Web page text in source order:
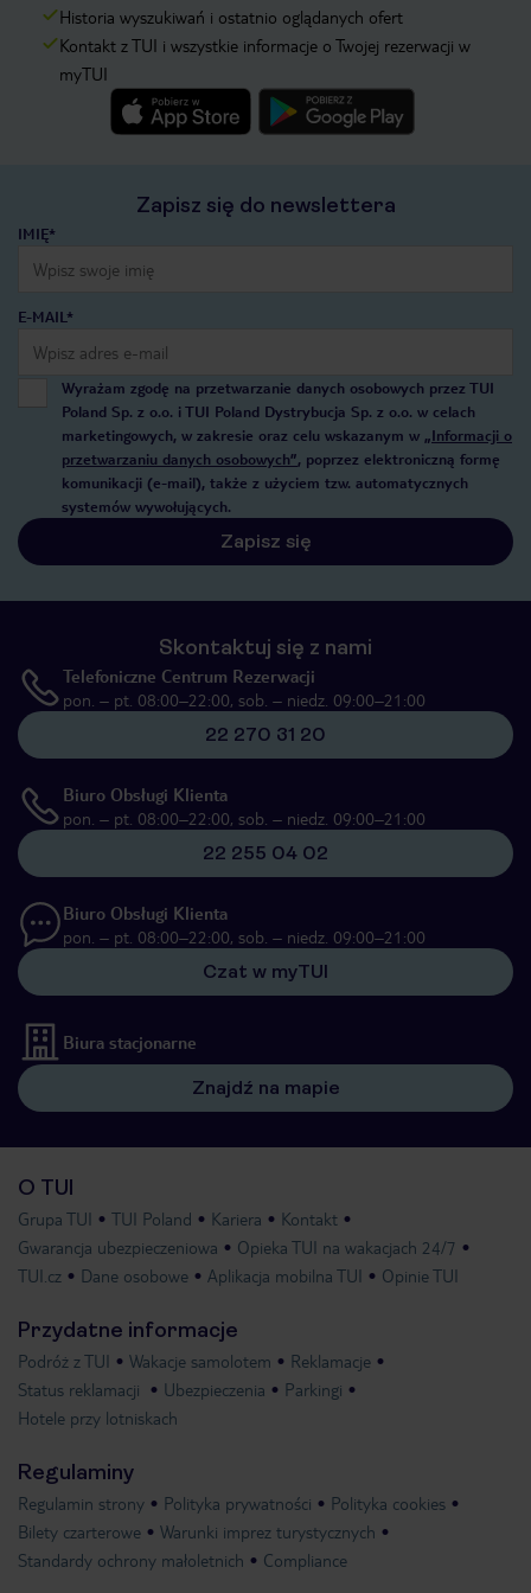
Historia wyszukiwań i ostatnio oglądanych ofert
Kontakt z TUI i wszystkie informacje o Twojej rezerwacji w
myTUI
Zapisz się do newslettera
IMIĘ*
E-MAIL*
Wyrażam zgodę na przetwarzanie danych osobowych przez TUI
Poland Sp. z o.o. i TUI Poland Dystrybucja Sp. z o.o. w celach
marketingowych, w zakresie oraz celu wskazanym w „Informacji o
przetwarzaniu danych osobowych”, poprzez elektroniczną formę
komunikacji (e-mail), także z użyciem tzw. automatycznych
systemów wywołujących.
Zapisz się
Skontaktuj się z nami
Telefoniczne Centrum Rezerwacji
pon. – pt. 08:00–22:00, sob. – niedz. 09:00–21:00
22 270 31 20
Biuro Obsługi Klienta
pon. – pt. 08:00–22:00, sob. – niedz. 09:00–21:00
22 255 04 02
Biuro Obsługi Klienta
pon. – pt. 08:00–22:00, sob. – niedz. 09:00–21:00
Czat w myTUI
Biura stacjonarne
Znajdź na mapie
O TUI
Grupa TUI TUI Poland Kariera
Kontakt
Gwarancja ubezpieczeniowa
Opieka TUI na wakacjach 24/7
TUI.cz
Dane osobowe Aplikacja mobilna TUI Opinie TUI
Przydatne informacje
Podróż z TUI Wakacje samolotem
Reklamacje
Status reklamacji
Ubezpieczenia
Parkingi
Hotele przy lotniskach
Regulaminy
Regulamin strony Polityka prywatności
Polityka cookies
Bilety czarterowe
Warunki imprez turystycznych
Standardy ochrony małoletnich
Compliance